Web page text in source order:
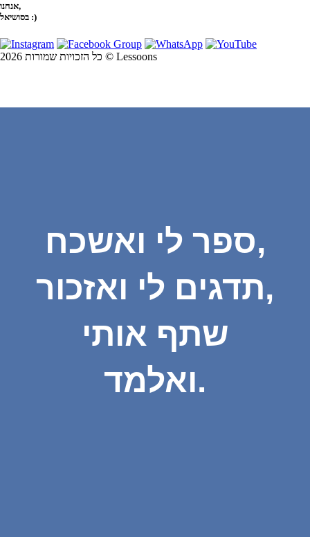
אנחנו,
בסושיאל :)
כל הזכויות שמורות 2026 © Lessoons
ספר לי ואשכח,
תדגים לי ואזכור,
שתף אותי
ואלמד.